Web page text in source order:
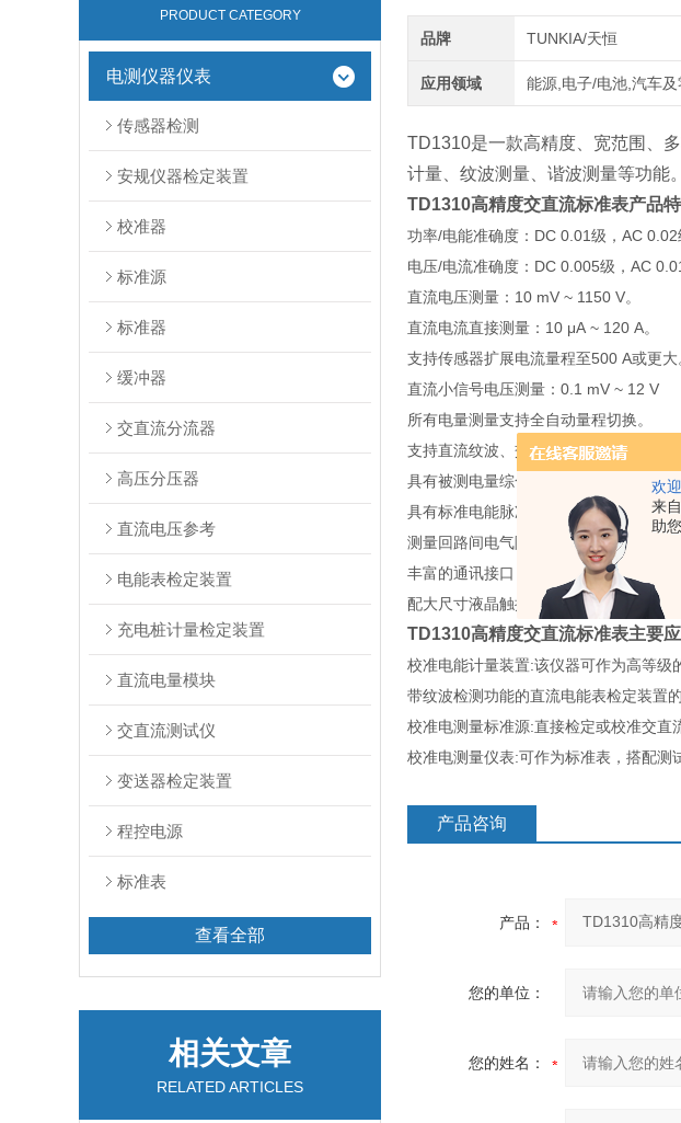
欢
来
助
PRODUCT CATEGORY
电测仪器仪表
传感器检测
安规仪器检定装置
校准器
标准源
标准器
缓冲器
交直流分流器
⾼压分压器
直流电压参考
电能表检定装置
充电桩计量检定装置
直流电量模块
交直流测试仪
变送器检定装置
程控电源
标准表
查看全部
相关文章
RELATED ARTICLES
品牌 TUNKIA/天恒
应用领域 能源,电子/电池,汽车
TD1310是一款高精度、宽范围、
计量、纹波测量、谐波测量等功能
TD1310高精度交直流标准表产品
功率/电能准确度：DC 0.01级，AC 0.02
电压/电流准确度：DC 0.005级，AC
直流电压测量：10 mV ~ 1150 V。
直流电流直接测量：10 μA ~ 120 A。
支持传感器扩展电流量程至500 A或更大
直流小信号电压测量：0.1 mV ~ 12 V
所有电量测量支持全自动量程切换。
支持直流纹波、交流第2 ~ 63次谐波测量
具有被测电量综合统计分析功能。
具有标准电能脉冲输入/输出功能。
测量回路间电气隔离，可靠性高。
丰富的通讯接口：USB、RS232、LAN。
配大尺寸液晶触摸触摸屏。
TD1310高精度交直流标准表主要
校准电能计量装置:该仪器可作为高等级
带纹波检测功能的直流电能表检定装置
校准电测量标准源:直接检定或校准交直
校准电测量仪表:可作为标准表，搭配测
产品咨询
产品：
您的单位：
您的姓名：